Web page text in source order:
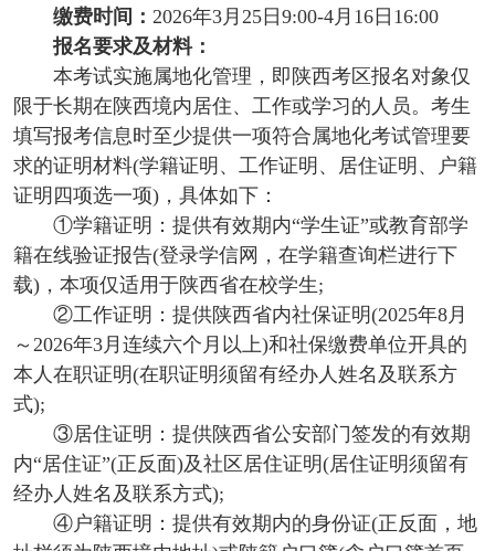
缴费时间： 2026年3月25日9:00-4月16日16:00
报名要求及材料：
本考试实施属地化管理，即陕西考区报名对象仅
限于长期在陕西境内居住、工作或学习的人员。考生
填写报考信息时至少提供一项符合属地化考试管理要
求的证明材料(学籍证明、工作证明、居住证明、户籍
证明四项选一项)，具体如下：
①学籍证明：提供有效期内“学生证”或教育部学
籍在线验证报告(登录学信网，在学籍查询栏进行下
载)，本项仅适用于陕西省在校学生;
②工作证明：提供陕西省内社保证明(2025年8月
～2026年3月连续六个月以上)和社保缴费单位开具的
本人在职证明(在职证明须留有经办人姓名及联系方
式);
③居住证明：提供陕西省公安部门签发的有效期
内“居住证”(正反面)及社区居住证明(居住证明须留有
经办人姓名及联系方式);
④户籍证明：提供有效期内的身份证(正反面，地